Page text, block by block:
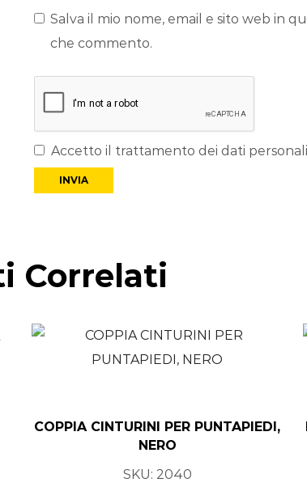
Salva il mio nome, email e sito web in
che commento.
Accetto il trattamento dei dati
Correlati
COPPIA CINTURINI PER PUNTAPIEDI,
NERO
SKU: 2040